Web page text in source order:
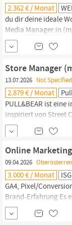
2.362 € / Monat
du dir deine ideale
Media Manager:in
Vösendorf! Deine
Kanäle –
YouTube,
Unternehmensprofile
Store Manager
13.07.2026 Not Specified
2.879 € / Monat
PULL&BEAR ist
inspiriert von Street
Energie, Kreativität
ständig
Leidenschaft, die
PULL&BEAR Filiale
MANAGER
Online
09.04.2026
3.000 € / Monat
GA4, Pixel/
Brand-Erfahrung Es
Betreuung und
(Redaktionsplanung,